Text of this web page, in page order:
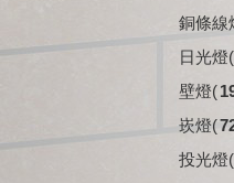
銅條線
日光燈(
壁燈(
崁燈(
投光燈(